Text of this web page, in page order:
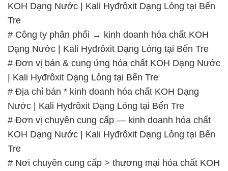
KOH Dạng Nước | Kali Hyđrôxit Dạng Lỏng tại Bến
Tre
# Công ty phân phối → kinh doanh hóa chất KOH
Dạng Nước | Kali Hyđrôxit Dạng Lỏng tại Bến Tre
# Đơn vị bán & cung ứng hóa chất KOH Dạng Nước
| Kali Hyđrôxit Dạng Lỏng tại Bến Tre
# Địa chỉ bán * kinh doanh hóa chất KOH Dạng
Nước | Kali Hyđrôxit Dạng Lỏng tại Bến Tre
# Đơn vị chuyên cung cấp — kinh doanh hóa chất
KOH Dạng Nước | Kali Hyđrôxit Dạng Lỏng tại Bến
Tre
# Nơi chuyên cung cấp > thương mại hóa chất KOH